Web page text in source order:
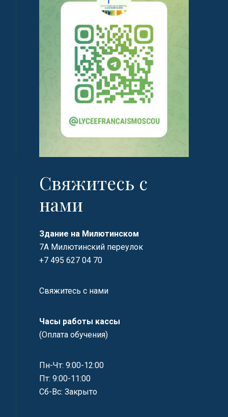
Свяжитесь с
нами
Здание на Милютинском
7А Милютинский переулок
+7 495 627 04 70
Свяжитесь с нами
Часы работы кассы
(Оплата обучения)
Пн-Чт: 9:00-12:00
Пт: 9:00-11:00
Сб-Вс: Закрыто